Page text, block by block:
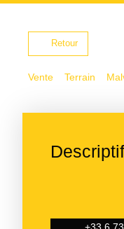
Retour
Vente Terrain